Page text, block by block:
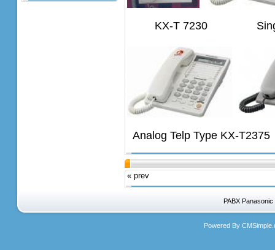
KX-T 7230 Singgle
Analog Telp Type KX-
« prev
PABX
Powered By